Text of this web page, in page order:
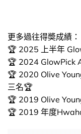
更多過往得奬成績：
🏆 2025 上半年
🏆 2024 GlowPick
🏆 2020 Olive
三名🏆
🏆 2019 Olive
🏆 2019 年度